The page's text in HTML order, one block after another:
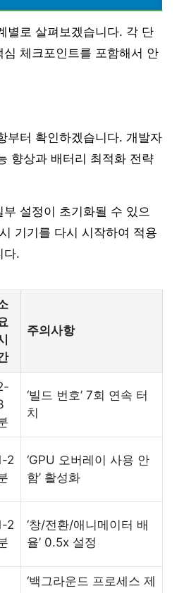
별로 살펴보겠습니다. 각 단
체크포인트를 포함해서 안
부터 확인하겠습니다. 개발자
향상과 배터리 최적화 전략
설정이 초기화될 수 있으
기기를 다시 시작하여 적용
다.
주의사항
‘빌드 번호’ 7회 연속 터
치
2
‘GPU 오버레이 사용 안
함’ 활성화
2
‘창/전환/애니메이터 배
율’ 0.5x 설정
‘백그라운드 프로세스 제